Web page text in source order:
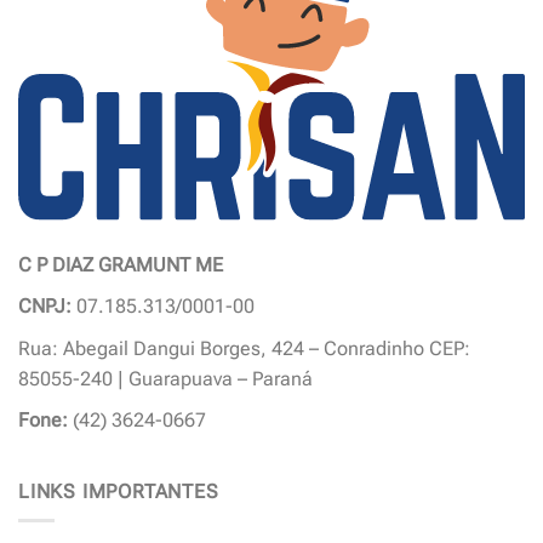
C P DIAZ GRAMUNT ME
CNPJ: 07.185.313/0001-00
Rua: Abegail Dangui Borges, 424 – Conradinho CEP:
85055-240 | Guarapuava – Paraná
Fone: (42) 3624-0667
LINKS IMPORTANTES